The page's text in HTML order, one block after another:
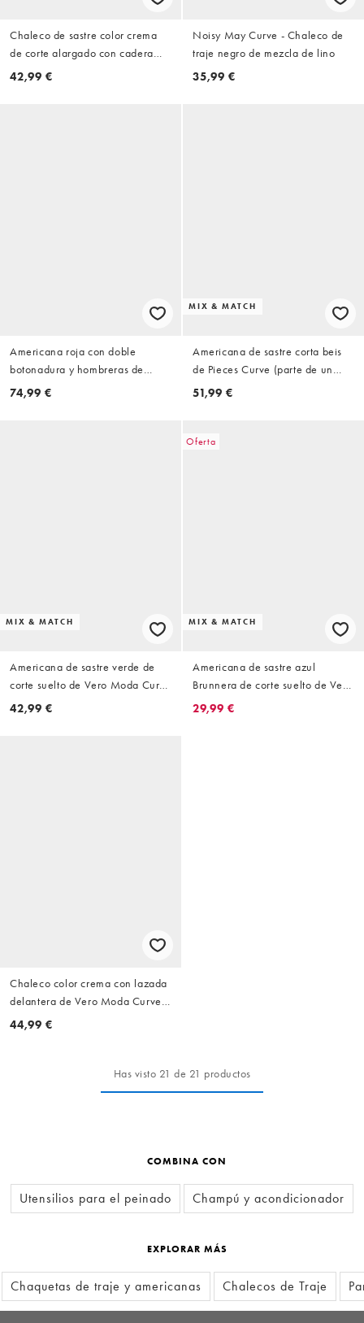
Chaleco de sastre color crema
de corte alargado con cadera
moldeada de ASOS DESIGN
42,99 €
Noisy May Curve - Chaleco de
traje negro de mezcla de lino
35,99 €
Americana roja con doble
botonadura y hombreras de
ASOS DESIGN Curve
74,99 €
MIX & MATCH
Americana de sastre corta beis
de Pieces Curve (parte de un
conjunto)
51,99 €
MIX & MATCH
Americana de sastre verde de
corte suelto de Vero Moda Curve
(parte de un conjunto)
42,99 €
Oferta
MIX & MATCH
Americana de sastre azul
Brunnera de corte suelto de Vero
Moda Curve (parte de un
29,99 €
Chaleco color crema con lazada
delantera de Vero Moda Curve
(parte de un conjunto)
44,99 €
Has visto 21 de 21 productos
COMBINA CON
Utensilios para el peinado Champú y acondicionador
EXPLORAR MÁS
Chaquetas de traje y americanas Chalecos de Traje